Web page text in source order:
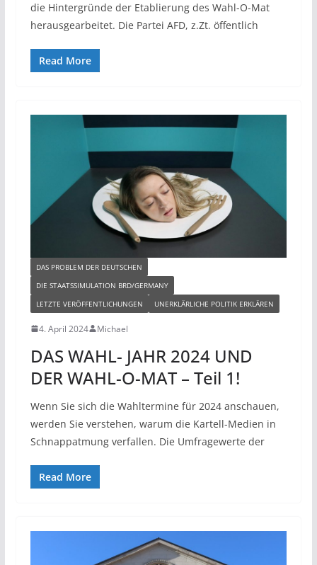
die Hintergründe der Etablierung des Wahl-O-Mat
herausgearbeitet. Die Partei AFD, z.Zt. öffentlich
Read More
DAS PROBLEM DER DEUTSCHEN
DIE STAATSSIMULATION BRD/GERMANY
LETZTE VERÖFFENTLICHUNGEN
UNERKLÄRLICHE POLITIK ERKLÄREN
4. April 2024 Michael
DAS WAHL- JAHR 2024 UND
DER WAHL-O-MAT – Teil 1!
Wenn Sie sich die Wahltermine für 2024 anschauen,
werden Sie verstehen, warum die Kartell-Medien in
Schnappatmung verfallen. Die Umfragewerte der
Read More